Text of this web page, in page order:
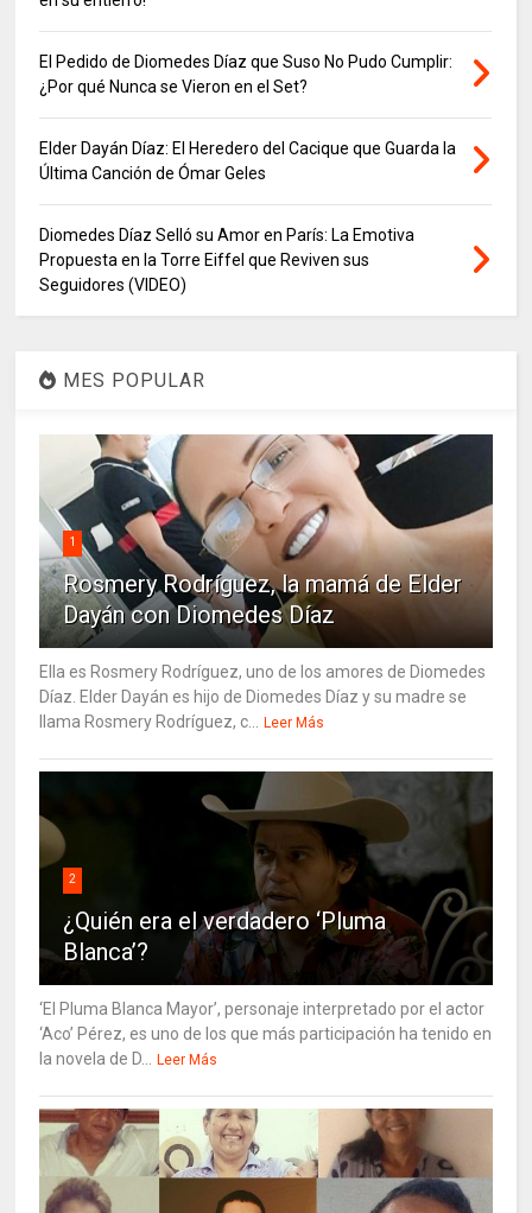
El Pedido de Diomedes Díaz que Suso No Pudo Cumplir:
¿Por qué Nunca se Vieron en el Set?
Elder Dayán Díaz: El Heredero del Cacique que Guarda la
Última Canción de Ómar Geles
Diomedes Díaz Selló su Amor en París: La Emotiva
Propuesta en la Torre Eiffel que Reviven sus
Seguidores (VIDEO)
MES POPULAR
1
Rosmery Rodríguez, la mamá de Elder
Dayán con Diomedes Díaz
Ella es Rosmery Rodríguez, uno de los amores de Diomedes
Díaz. Elder Dayán es hijo de Diomedes Díaz y su madre se
llama Rosmery Rodríguez, c...
Leer Más
2
¿Quién era el verdadero ‘Pluma
Blanca’?
‘El Pluma Blanca Mayor’, personaje interpretado por el actor
‘Aco’ Pérez, es uno de los que más participación ha tenido en
la novela de D...
Leer Más